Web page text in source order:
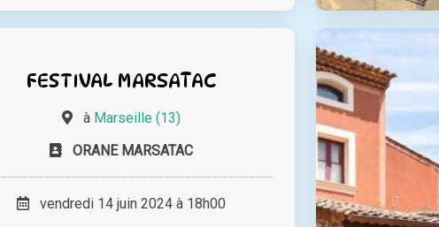
FESTIVAL MARSATAC
à Marseille (13)
ORANE MARSATAC
vendredi 14 juin 2024 à 18h00